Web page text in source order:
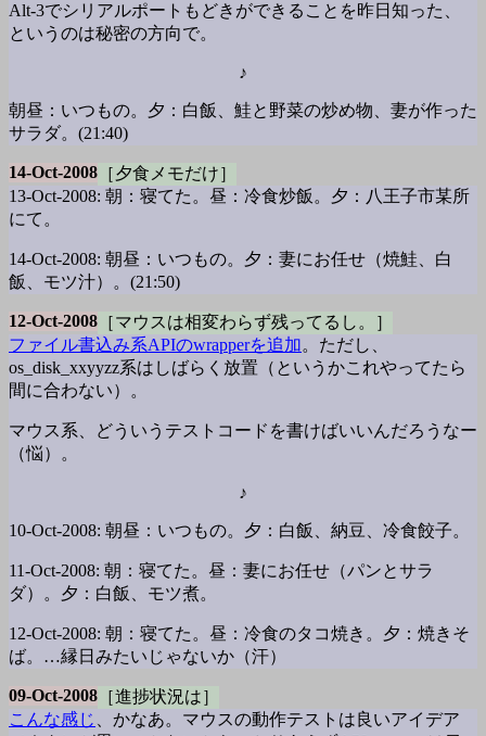
Alt-3でシリアルポートもどきができることを昨日知った、
というのは秘密の方向で。
♪
朝昼：いつもの。夕：白飯、鮭と野菜の炒め物、妻が作った
サラダ。(21:40)
14-Oct-2008 ［夕食メモだけ］
13-Oct-2008: 朝：寝てた。昼：冷食炒飯。夕：八王子市某所
にて。
14-Oct-2008: 朝昼：いつもの。夕：妻にお任せ（焼鮭、白
飯、モツ汁）。(21:50)
12-Oct-2008 ［マウスは相変わらず残ってるし。］
ファイル書込み系APIのwrapperを追加。ただし、
os_disk_xxyyzz系はしばらく放置（というかこれやってたら
間に合わない）。
マウス系、どういうテストコードを書けばいいんだろうなー
（悩）。
♪
10-Oct-2008: 朝昼：いつもの。夕：白飯、納豆、冷食餃子。
11-Oct-2008: 朝：寝てた。昼：妻にお任せ（パンとサラ
ダ）。夕：白飯、モツ煮。
12-Oct-2008: 朝：寝てた。昼：冷食のタコ焼き。夕：焼きそ
ば。…縁日みたいじゃないか（汗）
09-Oct-2008 ［進捗状況は］
こんな感じ
、かなあ。マウスの動作テストは良いアイデア